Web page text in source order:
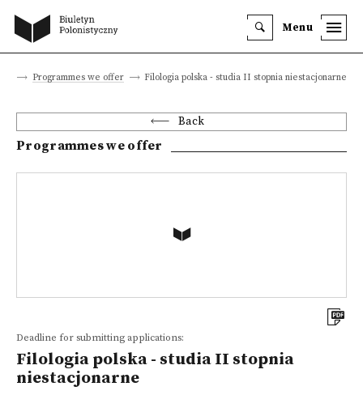
Menu
Programmes we offer Filologia polska - studia II stopnia niestacjonarne
Back
Programmes we offer
Deadline for submitting applications:
Filologia polska - studia II stopnia
niestacjonarne